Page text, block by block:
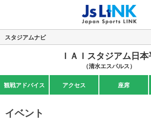
スタジアムナビ
ＩＡＩスタジアム日
（清水エスパルス）
観戦アドバイス アクセス 座席
イベント